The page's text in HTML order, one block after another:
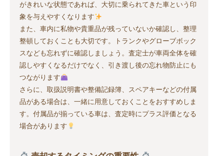
がきれいな状態であれば、大切に乗られてきた車という印
象を与えやすくなります
また、車内に私物や貴重品が残っていないか確認し、整理
整頓しておくことも大切です。トランクやグローブボック
スなども忘れずに確認しましょう。査定士が車両全体を確
認しやすくなるだけでなく、引き渡し後の忘れ物防止にも
つながります
さらに、取扱説明書や整備記録簿、スペアキーなどの付属
品がある場合は、一緒に用意しておくことをおすすめしま
す。付属品が揃っている車は、査定時にプラス評価となる
場合があります